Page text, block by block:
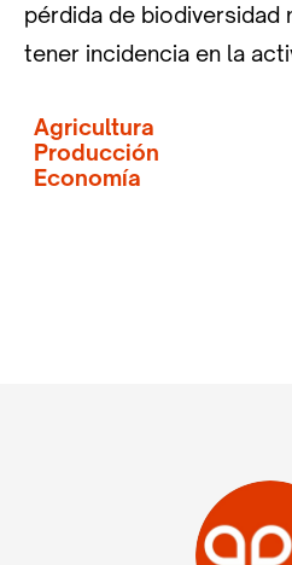
pérdida de biodiversidad
tener incidencia en la
Agricultura
Producción
Economía